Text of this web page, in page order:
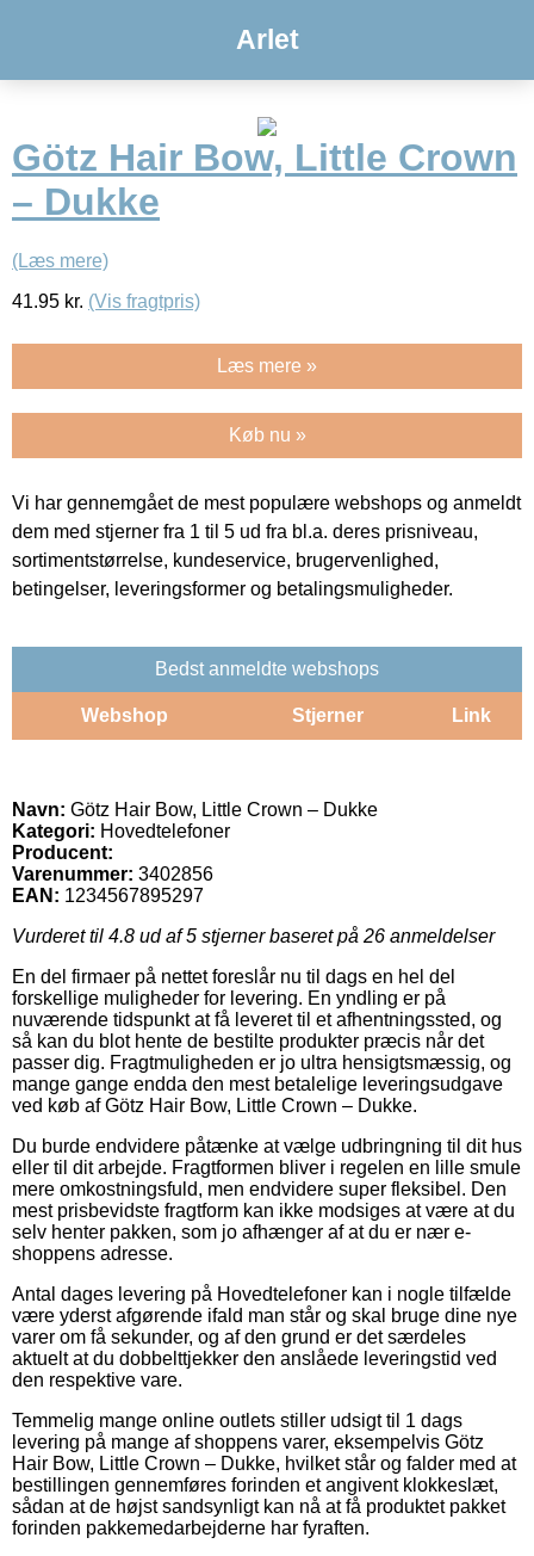
Arlet
Götz Hair Bow, Little Crown
– Dukke
(Læs mere)
41.95 kr. (Vis fragtpris)
Læs mere »
Køb nu »
Vi har gennemgået de mest populære webshops og anmeldt
dem med stjerner fra 1 til 5 ud fra bl.a. deres prisniveau,
sortimentstørrelse, kundeservice, brugervenlighed,
betingelser, leveringsformer og betalingsmuligheder.
Bedst anmeldte webshops
Webshop Stjerner Link
Navn: Götz Hair Bow, Little Crown – Dukke
Kategori: Hovedtelefoner
Producent:
Varenummer: 3402856
EAN: 1234567895297
Vurderet til 4.8 ud af 5 stjerner baseret på 26 anmeldelser
En del firmaer på nettet foreslår nu til dags en hel del
forskellige muligheder for levering. En yndling er på
nuværende tidspunkt at få leveret til et afhentningssted, og
så kan du blot hente de bestilte produkter præcis når det
passer dig. Fragtmuligheden er jo ultra hensigtsmæssig, og
mange gange endda den mest betalelige leveringsudgave
ved køb af Götz Hair Bow, Little Crown – Dukke.
Du burde endvidere påtænke at vælge udbringning til dit hus
eller til dit arbejde. Fragtformen bliver i regelen en lille smule
mere omkostningsfuld, men endvidere super fleksibel. Den
mest prisbevidste fragtform kan ikke modsiges at være at du
selv henter pakken, som jo afhænger af at du er nær e-
shoppens adresse.
Antal dages levering på Hovedtelefoner kan i nogle tilfælde
være yderst afgørende ifald man står og skal bruge dine nye
varer om få sekunder, og af den grund er det særdeles
aktuelt at du dobbelttjekker den anslåede leveringstid ved
den respektive vare.
Temmelig mange online outlets stiller udsigt til 1 dags
levering på mange af shoppens varer, eksempelvis Götz
Hair Bow, Little Crown – Dukke, hvilket står og falder med at
bestillingen gennemføres forinden et angivent klokkeslæt,
sådan at de højst sandsynligt kan nå at få produktet pakket
forinden pakkemedarbejderne har fyraften.